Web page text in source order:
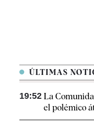
ÚLTIMAS
19:52 La
el polémico